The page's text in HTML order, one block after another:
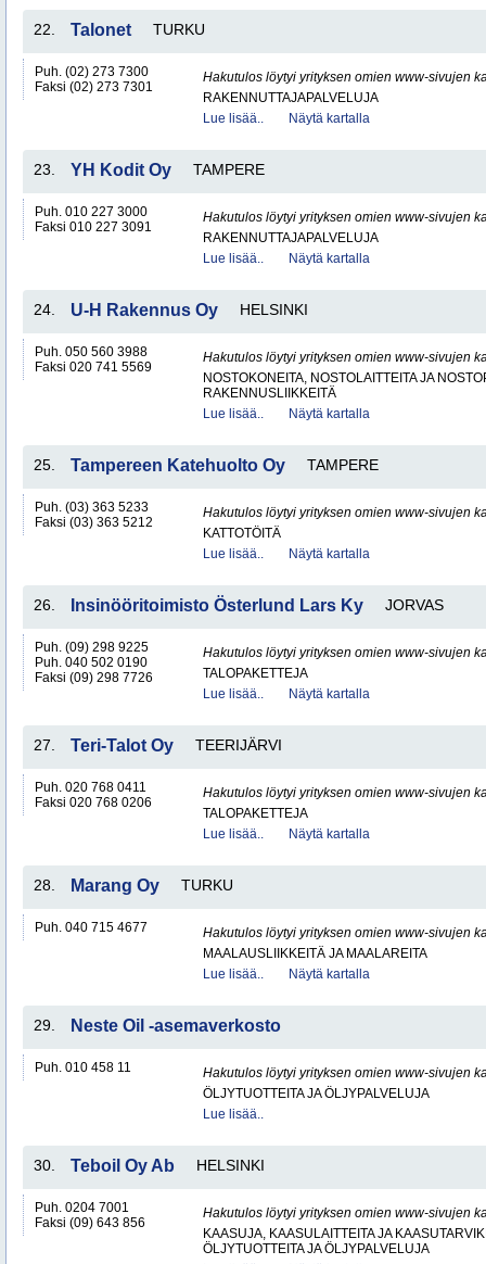
22. Talonet TURKU
Puh. (02) 273 7300
Faksi (02) 273 7301
Hakutulos löytyi yrityksen omien www-sivujen
RAKENNUTTAJAPALVELUJA
Lue lisää..
Näytä kartalla
23. YH Kodit Oy TAMPERE
Puh. 010 227 3000
Faksi 010 227 3091
Hakutulos löytyi yrityksen omien www-sivujen
RAKENNUTTAJAPALVELUJA
Lue lisää..
Näytä kartalla
24. U-H Rakennus Oy HELSINKI
Puh. 050 560 3988
Faksi 020 741 5569
Hakutulos löytyi yrityksen omien www-sivujen
NOSTOKONEITA, NOSTOLAITTEITA JA
RAKENNUSLIIKKEITÄ
Lue lisää..
Näytä kartalla
25. Tampereen Katehuolto Oy TAMPERE
Puh. (03) 363 5233
Faksi (03) 363 5212
Hakutulos löytyi yrityksen omien www-sivujen
KATTOTÖITÄ
Lue lisää..
Näytä kartalla
26. Insinööritoimisto Österlund Lars Ky JORVAS
Puh. (09) 298 9225
Puh. 040 502 0190
Faksi (09) 298 7726
Hakutulos löytyi yrityksen omien www-sivujen
TALOPAKETTEJA
Lue lisää..
Näytä kartalla
27. Teri-Talot Oy TEERIJÄRVI
Puh. 020 768 0411
Faksi 020 768 0206
Hakutulos löytyi yrityksen omien www-sivujen
TALOPAKETTEJA
Lue lisää..
Näytä kartalla
28. Marang Oy TURKU
Puh. 040 715 4677
Hakutulos löytyi yrityksen omien www-sivujen
MAALAUSLIIKKEITÄ JA MAALAREITA
Lue lisää..
Näytä kartalla
29. Neste Oil -asemaverkosto
Puh. 010 458 11
Hakutulos löytyi yrityksen omien www-sivujen
ÖLJYTUOTTEITA JA ÖLJYPALVELUJA
Lue lisää..
30. Teboil Oy Ab HELSINKI
Puh. 0204 7001
Faksi (09) 643 856
Hakutulos löytyi yrityksen omien www-sivujen
KAASUJA, KAASULAITTEITA JA
ÖLJYTUOTTEITA JA ÖLJYPALVELUJA